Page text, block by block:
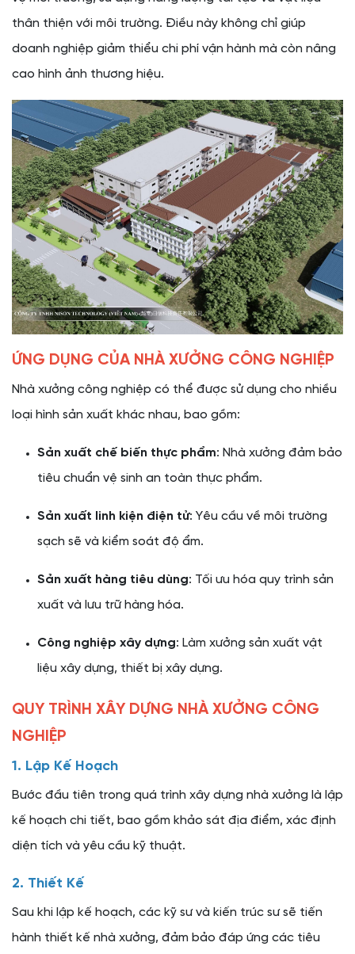
thân thiện với môi trường. Điều này không chỉ giúp
doanh nghiệp giảm thiểu chi phí vận hành mà còn nâng
cao hình ảnh thương hiệu.
ỨNG DỤNG CỦA NHÀ XƯỞNG CÔNG NGHIỆP
Nhà xưởng công nghiệp có thể được sử dụng cho nhiều
loại hình sản xuất khác nhau, bao gồm:
Sản xuất chế biến thực phẩm: Nhà xưởng đảm bảo
tiêu chuẩn vệ sinh an toàn thực phẩm.
Sản xuất linh kiện điện tử: Yêu cầu về môi trường
sạch sẽ và kiểm soát độ ẩm.
Sản xuất hàng tiêu dùng: Tối ưu hóa quy trình sản
xuất và lưu trữ hàng hóa.
Công nghiệp xây dựng: Làm xưởng sản xuất vật
liệu xây dựng, thiết bị xây dựng.
QUY TRÌNH XÂY DỰNG NHÀ XƯỞNG CÔNG
NGHIỆP
1. Lập Kế Hoạch
Bước đầu tiên trong quá trình xây dựng nhà xưởng là lập
kế hoạch chi tiết, bao gồm khảo sát địa điểm, xác định
diện tích và yêu cầu kỹ thuật.
2. Thiết Kế
Sau khi lập kế hoạch, các kỹ sư và kiến trúc sư sẽ tiến
hành thiết kế nhà xưởng, đảm bảo đáp ứng các tiêu